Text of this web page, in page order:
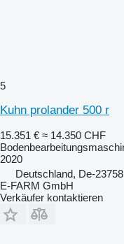
5
Kuhn prolander 500 r
15.351 € ≈ 14.350 CHF
2020
Deutschland, De-
E-FARM GmbH
Verkäufer kontaktieren